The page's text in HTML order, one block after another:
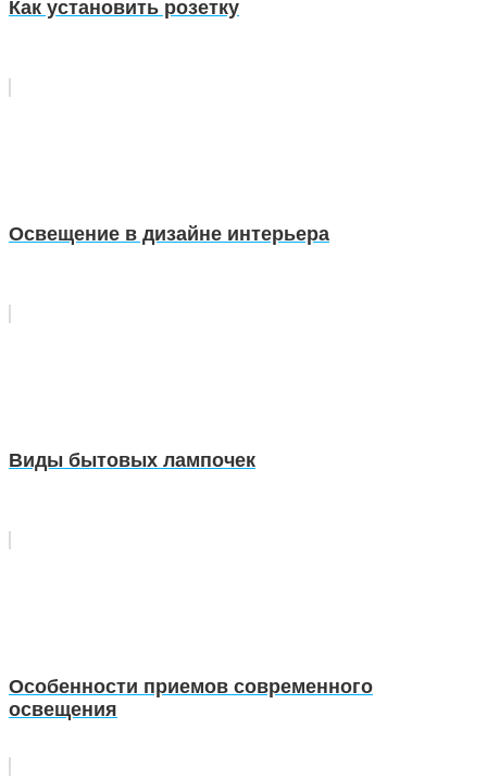
Как установить розетку
Освещение в дизайне интерьера
Виды бытовых лампочек
Особенности приемов современного
освещения